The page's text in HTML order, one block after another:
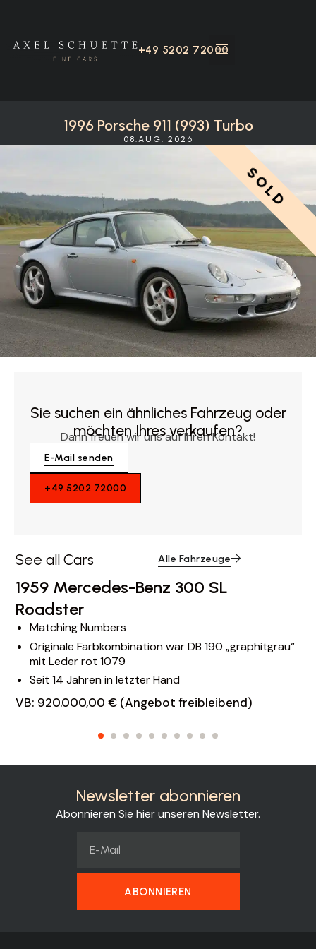
+49 5202 72000
1996 Porsche 911 (993) Turbo
08.AUG. 2026
Sie suchen ein ähnliches Fahrzeug oder
möchten Ihres verkaufen?
Dann freuen wir uns auf Ihren Kontakt!
E-Mail senden
+49 5202 72000
See all Cars Alle Fahrzeuge
1959 Mercedes-Benz 300 SL
Roadster
Matching Numbers
Originale Farbkombination war DB 190 „graphitgrau“
mit Leder rot 1079
Seit 14 Jahren in letzter Hand
VB: 920.000,00 € (Angebot freibleibend)
Newsletter abonnieren
Abonnieren Sie hier unseren Newsletter.
ABONNIEREN